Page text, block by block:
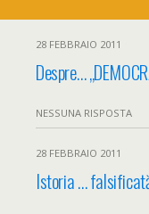
28 FEBBRAIO 2011
Despre…
NESSUNA RISPOSTA
28 FEBBRAIO 2011
Istoria …